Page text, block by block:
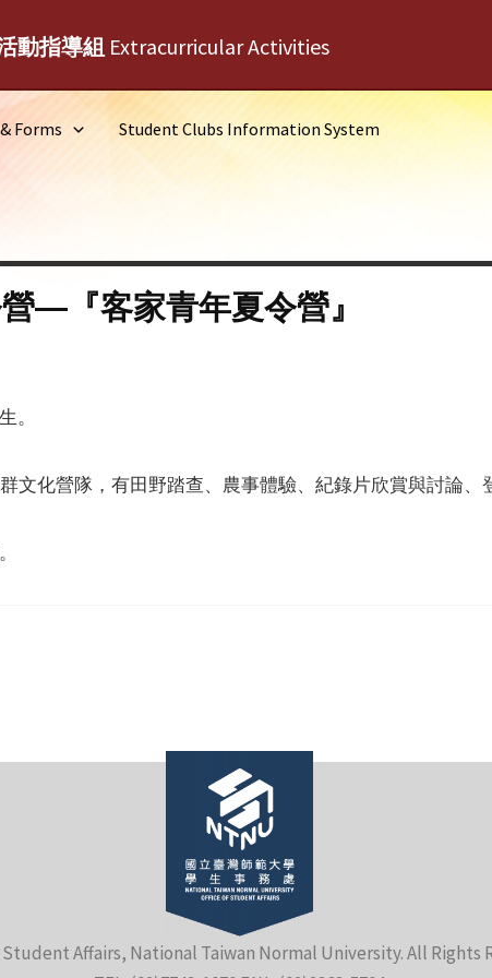
動指導組 Extracurricular Activities
Forms Student Clubs Information System
—『客家青年夏令營』
。
文化營隊，有田野踏查、農事體驗、紀錄片欣賞與討論、
Affairs, National Taiwan Normal University. All Rights